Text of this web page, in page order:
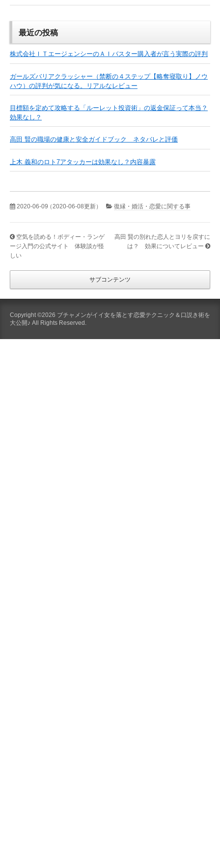
最近の投稿
株式会社ＩＴエージェンシーのＡＩバスター購入者が言う実際の評判
ガールズバリアクラッシャー（禁断の４ステップ【略奪寝取り】ノウ
ハウ）の評判が気になる。リアルなレビュー
目標額を定めて攻略する「ルーレット投資術」の返金保証って本当？
効果なし？
高田 賢の職場の健康と安全ガイドブック ネタバレと評価
上木 義和のロト7アタッカーは効果なし？内容暴露
2020-06-09（2020-06-08更新） 復縁・婚活・恋愛に関する事
空気を読める！ボディー・ランゲ
ージ入門の公式サイト 体験談が怪
しい
高田 賢の別れた恋人とヨリを戻すに
は？ 効果についてレビュー
サブコンテンツ
Copyright ©2026 ブチャメンがイイ女を落とす恋愛テクニック＆口説き術を
大公開♪ All Rights Reserved.